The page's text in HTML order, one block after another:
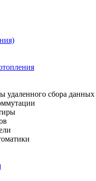
удаленного сбора данных